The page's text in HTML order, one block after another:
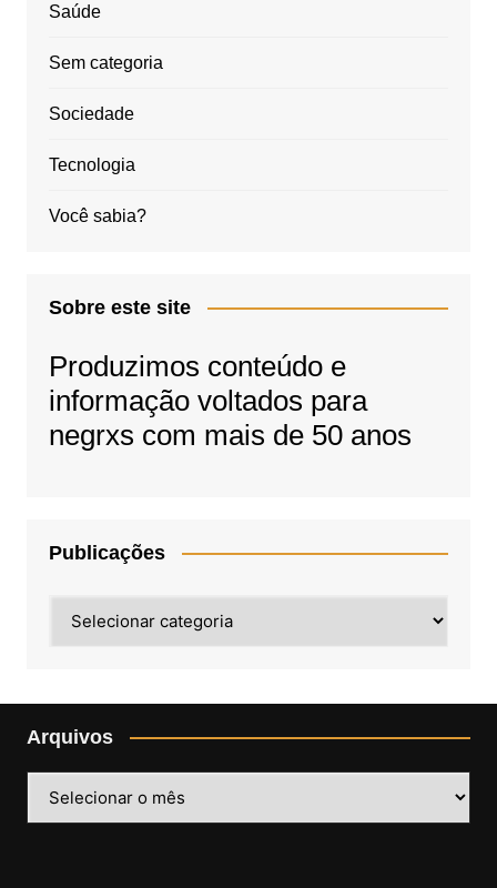
Saúde
Sem categoria
Sociedade
Tecnologia
Você sabia?
Sobre este site
Produzimos conteúdo e
informação voltados para
negrxs com mais de 50 anos
Publicações
Arquivos